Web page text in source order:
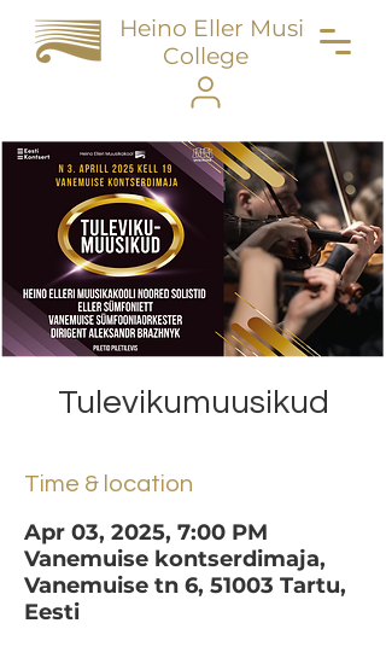
Heino Eller Music
College
Tulevikumuusikud
Time & location
Apr 03, 2025, 7:00 PM
Vanemuise kontserdimaja,
Vanemuise tn 6, 51003 Tartu,
Eesti